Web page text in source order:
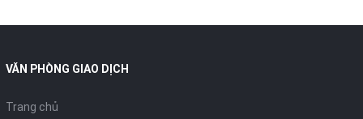
VĂN PHÒNG GIAO DỊCH
Trang chủ